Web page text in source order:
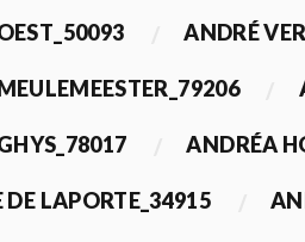
ANDRÉ
ANDRÉA
LAPORTE_34915